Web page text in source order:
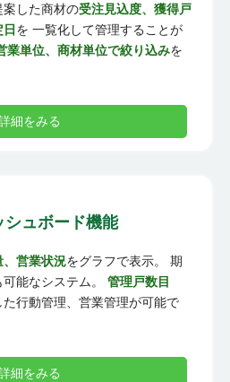
した商材の受注見込度、獲得戸
を 一覧化して管理することが
業単位、商材単位で絞り込みを
細をみる
シュボード機能
、営業状況をグラフで表示。 期
能なシステム。 管理戸数目
た行動管理、営業管理が可能で
細をみる